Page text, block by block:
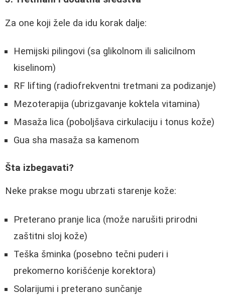
Za one koji žele da idu korak dalje:
Hemijski pilingovi (sa glikolnom ili salicilnom
kiselinom)
RF lifting (radiofrekventni tretmani za podizanje)
Mezoterapija (ubrizgavanje koktela vitamina)
Masaža lica (poboljšava cirkulaciju i tonus kože)
Gua sha masaža sa kamenom
Šta izbegavati?
Neke prakse mogu ubrzati starenje kože:
Preterano pranje lica (može narušiti prirodni
zaštitni sloj kože)
Teška šminka (posebno tečni puderi i
prekomerno korišćenje korektora)
Solarijumi i preterano sunčanje